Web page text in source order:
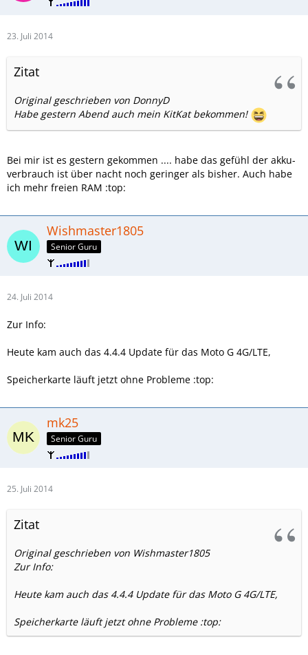
23. Juli 2014
Zitat
Original geschrieben von DonnyD
Habe gestern Abend auch mein KitKat bekommen!
Bei mir ist es gestern gekommen .... habe das gefühl der akku-
verbrauch ist über nacht noch geringer als bisher. Auch habe
ich mehr freien RAM :top:
Wishmaster1805
Senior Guru
24. Juli 2014
Zur Info:
Heute kam auch das 4.4.4 Update für das Moto G 4G/LTE,
Speicherkarte läuft jetzt ohne Probleme :top:
mk25
Senior Guru
25. Juli 2014
Zitat
Original geschrieben von Wishmaster1805
Zur Info:
Heute kam auch das 4.4.4 Update für das Moto G 4G/LTE,
Speicherkarte läuft jetzt ohne Probleme :top: